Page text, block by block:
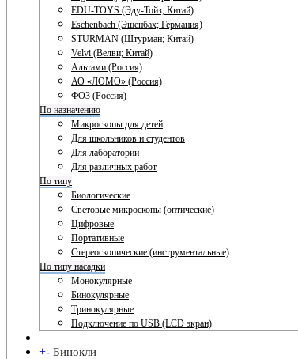
EDU-TOYS (Эду-Тойз; Китай)
Eschenbach (Эшенбах; Германия)
STURMAN (Штурман; Китай)
Velvi (Велви; Китай)
Альтами (Россия)
АО «ЛОМО» (Россия)
ФОЗ (Россия)
По назначению
Микроскопы для детей
Для школьников и студентов
Для лаборатории
Для различных работ
По типу
Биологические
Световые микроскопы (оптические)
Цифровые
Портативные
Стереоскопические (инструментальные)
По типу насадки
Монокулярные
Бинокулярные
Тринокулярные
Подключение по USB (LCD экран)
+- Бинокли